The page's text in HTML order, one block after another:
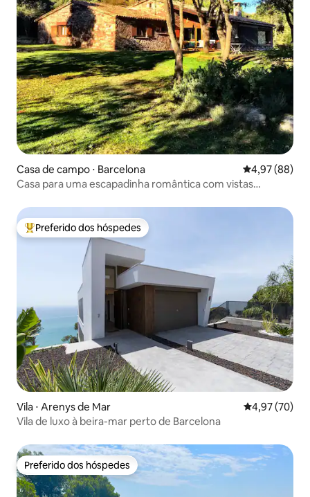
Casa de campo ⋅ Barcelona 4,97 de uma
4,97 (88)
Casa para uma escapadinha romântica com vistas
Entre os melhores preferidos dos hóspedes
Preferido dos hóspedes
Vila ⋅ Arenys de Mar 4,97 de uma
4,97 (70)
Vila de luxo à beira-mar perto de Barcelona
Preferido dos hóspedes
Preferido dos hóspedes